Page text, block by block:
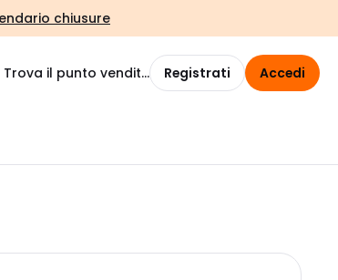
chiusure
Trova il punto vendita Registrati Accedi